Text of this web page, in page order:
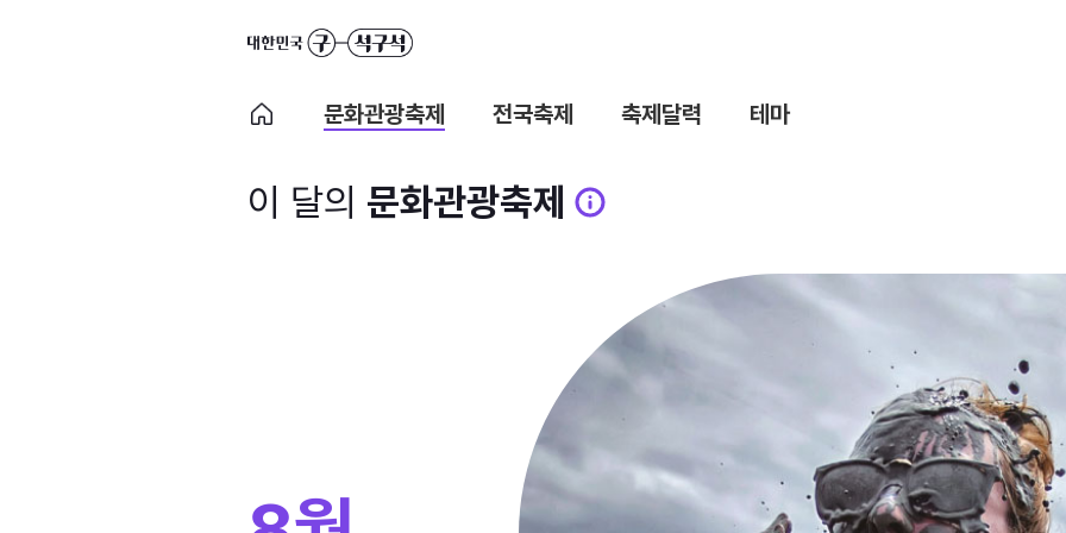
문화관광축제 전국축제 축제달력 테마
이 달의 문화관광축제